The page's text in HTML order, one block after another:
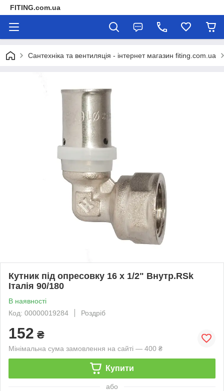
FITING.com.ua
Сантехніка та вентиляція - інтернет магазин fiting.com.ua
Кутник під опресовку 16 х 1/2" Внутр.RSk
Італія 90/180
В наявності
Код: 00000019284
Роздріб
152 ₴
Мінімальна сума замовлення на сайті — 400 ₴
Купити
або